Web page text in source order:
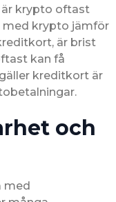
är krypto oftast
med krypto jämför
är brist
kan få
kreditkort är
och
med